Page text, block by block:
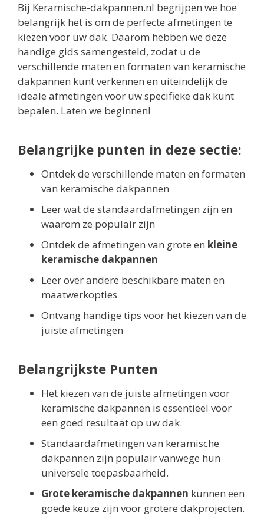
Bij Keramische-dakpannen.nl begrijpen we hoe
belangrijk het is om de perfecte afmetingen te
kiezen voor uw dak. Daarom hebben we deze
handige gids samengesteld, zodat u de
verschillende maten en formaten van keramische
dakpannen kunt verkennen en uiteindelijk de
ideale afmetingen voor uw specifieke dak kunt
bepalen. Laten we beginnen!
Belangrijke punten in deze sectie:
Ontdek de verschillende maten en formaten
van keramische dakpannen
Leer wat de standaardafmetingen zijn en
waarom ze populair zijn
Ontdek de afmetingen van grote en kleine
keramische dakpannen
Leer over andere beschikbare maten en
maatwerkopties
Ontvang handige tips voor het kiezen van de
juiste afmetingen
Belangrijkste Punten
Het kiezen van de juiste afmetingen voor
keramische dakpannen is essentieel voor
een goed resultaat op uw dak.
Standaardafmetingen van keramische
dakpannen zijn populair vanwege hun
universele toepasbaarheid.
Grote keramische dakpannen kunnen een
goede keuze zijn voor grotere dakprojecten.